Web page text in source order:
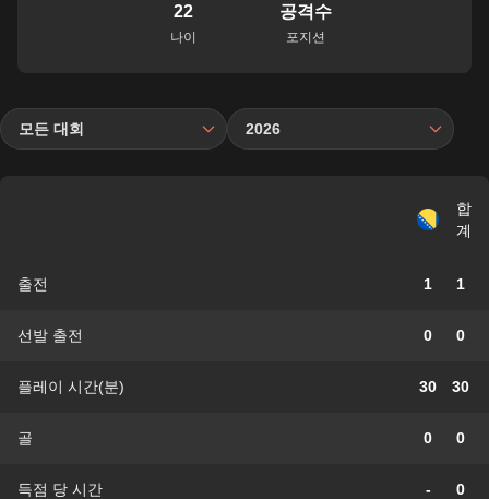
22
나이
공격수
포지션
모든 대회 2026
합
계
출전 1 1
선발 출전 0 0
플레이 시간(분) 30 30
골 0 0
득점 당 시간 - 0